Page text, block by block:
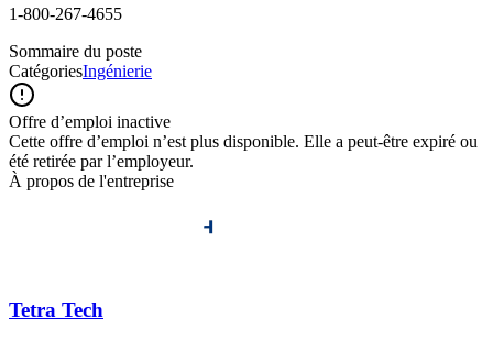
1-800-267-4655
Sommaire du poste
CatégoriesIngénierie
Offre d’emploi inactive
Cette offre d’emploi n’est plus disponible. Elle a peut-être expiré ou
été retirée par l’employeur.
À propos de l'entreprise
Tetra Tech